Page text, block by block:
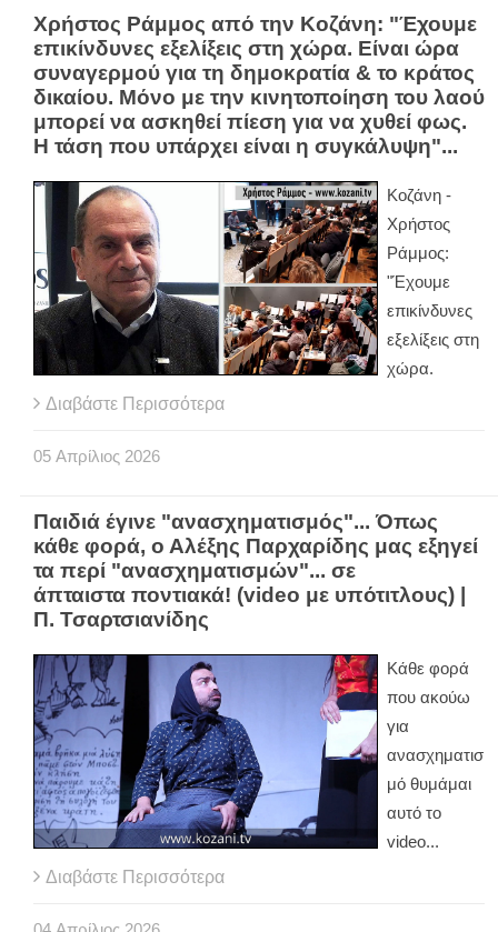
Χρήστος Ράμμος από την Κοζάνη: "Έχουμε
επικίνδυνες εξελίξεις στη χώρα. Είναι ώρα
συναγερμού για τη δημοκρατία & το κράτος
δικαίου. Μόνο με την κινητοποίηση του λαού
μπορεί να ασκηθεί πίεση για να χυθεί φως.
Η τάση που υπάρχει είναι η συγκάλυψη"...
Κοζάνη -
Χρήστος
Ράμμος:
"Έχουμε
επικίνδυνες
εξελίξεις στη
χώρα.
Διαβάστε Περισσότερα
05 Απρίλιος 2026
Παιδιά έγινε "ανασχηματισμός"... Όπως
κάθε φορά, ο Αλέξης Παρχαρίδης μας εξηγεί
τα περί "ανασχηματισμών"... σε
άπταιστα ποντιακά! (video με υπότιτλους) |
Π. Τσαρτσιανίδης
Κάθε φορά
που ακούω
για
ανασχηματισ
μό θυμάμαι
αυτό το
video...
Διαβάστε Περισσότερα